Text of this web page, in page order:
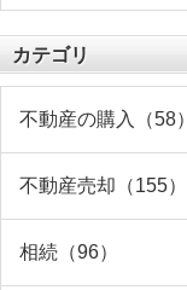
カテゴリ
不動産の購入（58）
不動産売却（155）
相続（96）